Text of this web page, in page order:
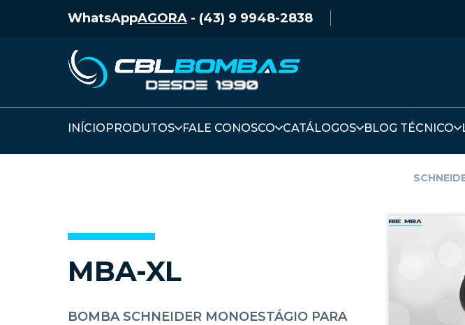
WhatsAppAGORA - (43) 9 9948-2838
INÍCIOPRODUTOS FALE CONOSCO CATÁLOGOS BLOG TÉCNICO
MBA-XL
BOMBA SCHNEIDER MONOESTÁGIO PARA